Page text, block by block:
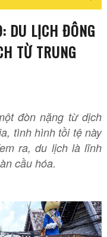
DU LỊCH ĐÔNG
TỪ TRUNG
đòn nặng từ dịch
tình hình tồi tệ này
ra, du lịch là lĩnh
cầu hóa.